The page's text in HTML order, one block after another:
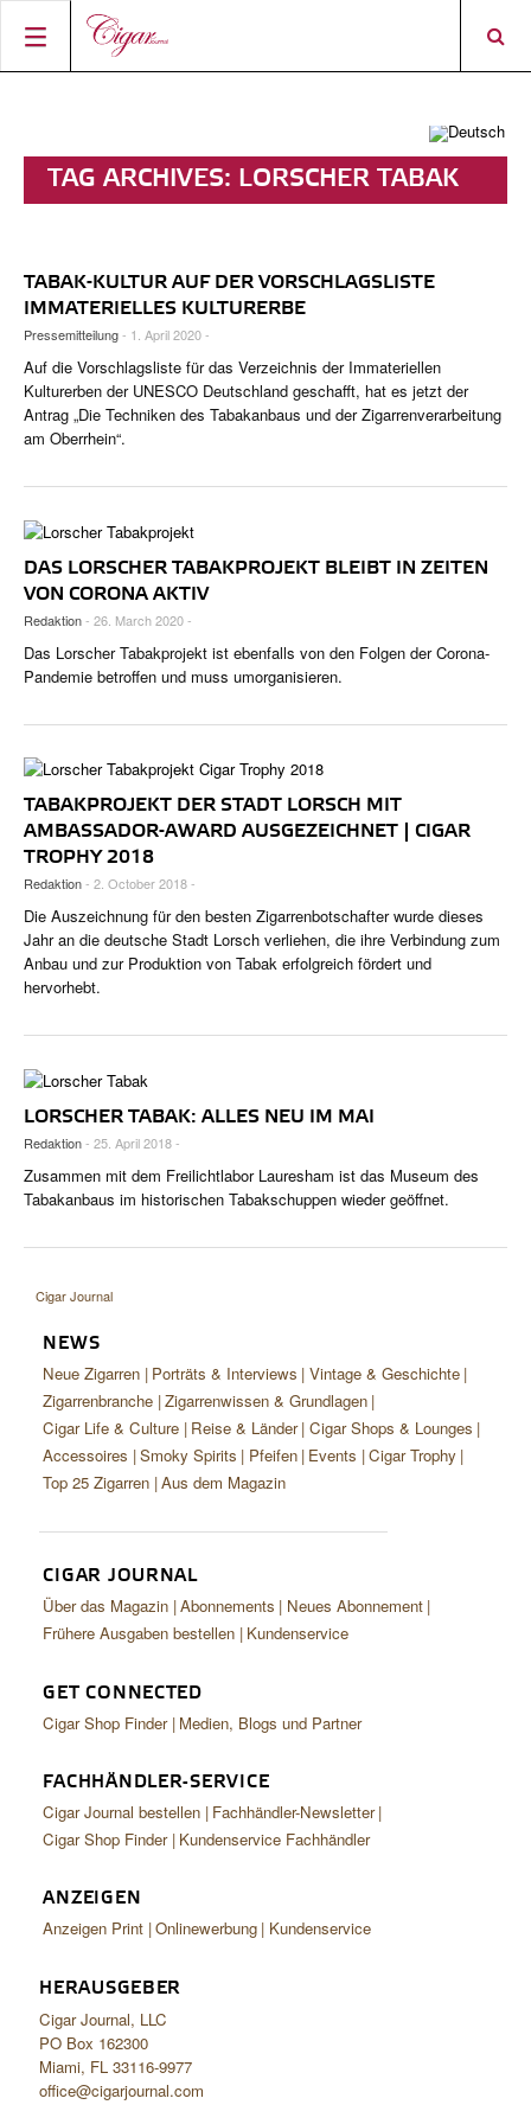
CIGAR TROPHY
TOP 25 ZIGARREN
SHOPS & LOUNGES
VINTAGE & GESCHICHTE
EVENTS
PORTRÄTS & INTERVIEWS
CIGAR LIFE & CULTURE
REISE & LÄNDER
ZIGARRENBRANCHE
AKTUELLE AUSGABE
AUTOREN
TASTINGPANEL
FRÜHERE AUSGABEN
SHOPS & LOUNGES
CIGAR SHOP FINDER
SHOP
DIGITAL JOURNAL
ACCOUNT
TAG ARCHIVES: LORSCHER TABAK
TABAK-KULTUR AUF DER VORSCHLAGSLISTE
IMMATERIELLES KULTURERBE
Pressemitteilung- 1. April 2020 -
Auf die Vorschlagsliste für das Verzeichnis der Immateriellen
Kulturerben der UNESCO Deutschland geschafft, hat es jetzt der
Antrag „Die Techniken des Tabakanbaus und der Zigarrenverarbeitung
am Oberrhein“.
DAS LORSCHER TABAKPROJEKT BLEIBT IN ZEITEN
VON CORONA AKTIV
Redaktion- 26. March 2020 -
Das Lorscher Tabakprojekt ist ebenfalls von den Folgen der Corona-
Pandemie betroffen und muss umorganisieren.
TABAKPROJEKT DER STADT LORSCH MIT
AMBASSADOR-AWARD AUSGEZEICHNET | CIGAR
TROPHY 2018
Redaktion- 2. October 2018 -
Die Auszeichnung für den besten Zigarrenbotschafter wurde dieses
Jahr an die deutsche Stadt Lorsch verliehen, die ihre Verbindung zum
Anbau und zur Produktion von Tabak erfolgreich fördert und
hervorhebt.
LORSCHER TABAK: ALLES NEU IM MAI
Redaktion- 25. April 2018 -
Zusammen mit dem Freilichtlabor Lauresham ist das Museum des
Tabakanbaus im historischen Tabakschuppen wieder geöffnet.
Cigar Journal
NEWS
Neue Zigarren Porträts & Interviews Vintage & Geschichte
Zigarrenbranche Zigarrenwissen & Grundlagen
Cigar Life & Culture Reise & Länder Cigar Shops & Lounges
Accessoires Smoky Spirits Pfeifen Events Cigar Trophy
Top 25 Zigarren Aus dem Magazin
CIGAR JOURNAL
Über das Magazin Abonnements
Neues Abonnement
Frühere Ausgaben bestellen Kundenservice
GET CONNECTED
Cigar Shop Finder Medien, Blogs und Partner
FACHHÄNDLER-SERVICE
Cigar Journal bestellen Fachhändler-Newsletter
Cigar Shop Finder Kundenservice Fachhändler
ANZEIGEN
Anzeigen Print Onlinewerbung Kundenservice
HERAUSGEBER
Cigar Journal, LLC
PO Box 162300
Miami, FL 33116-9977
office@cigarjournal.com